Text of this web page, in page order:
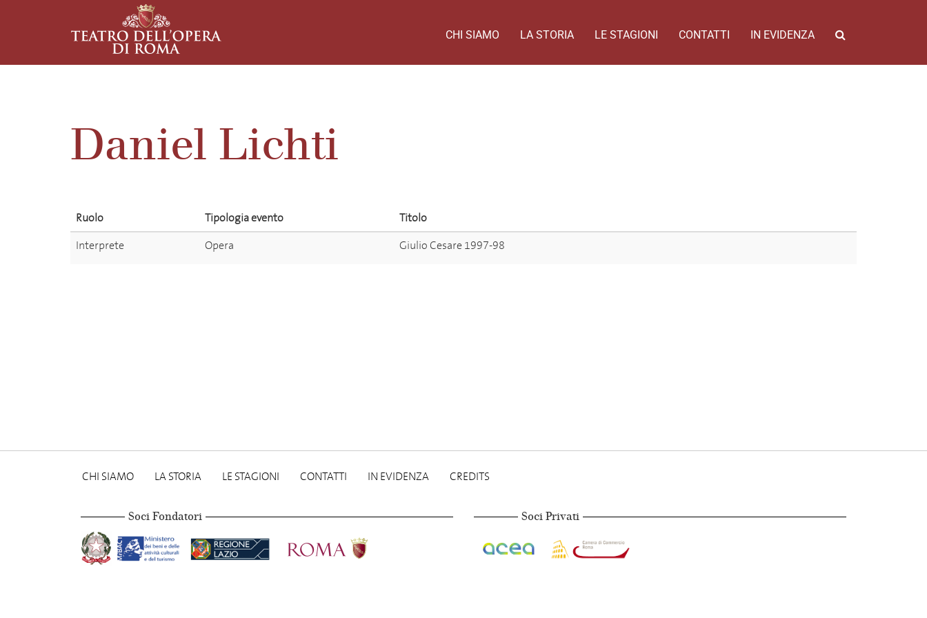
CHI SIAMO LA STORIA LE STAGIONI CONTATTI IN EVIDENZA
Daniel Lichti
Ruolo Tipologia evento
Titolo
Interprete
Opera Giulio Cesare 1997-98
CHI SIAMO LA STORIA LE STAGIONI CONTATTI IN EVIDENZA CREDITS
Soci Fondatori Soci Privati